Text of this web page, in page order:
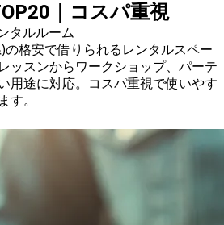
｜コスパ重視
タルルーム
格安で借りられるレンタルスペー
ッスンからワークショップ、パーテ
用途に対応。コスパ重視で使いやす
す。